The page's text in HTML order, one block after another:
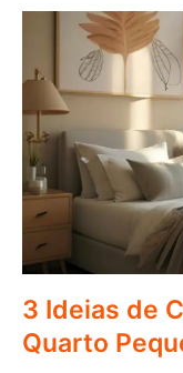
3 Ideias de
Quarto